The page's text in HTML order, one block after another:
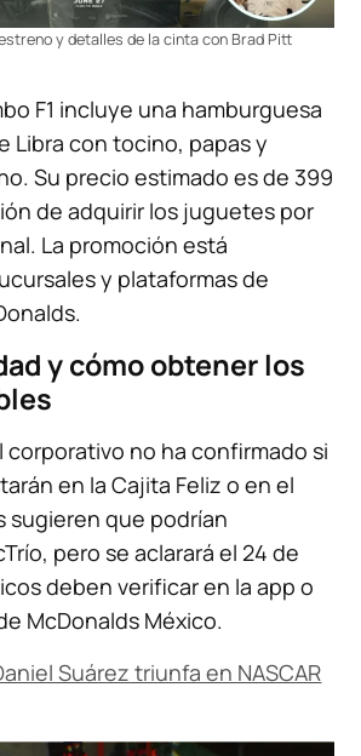
y detalles de la cinta con Brad Pitt
F1 incluye una hamburguesa
Libra con tocino, papas y
Su precio estimado es de 399
de adquirir los juguetes por
La promoción está
y plataformas de
y cómo obtener los
corporativo no ha confirmado si
en la Cajita Feliz o en el
sugieren que podrían
pero se aclarará el 24 de
deben verificar en la app o
McDonalds México.
Suárez triunfa en NASCAR